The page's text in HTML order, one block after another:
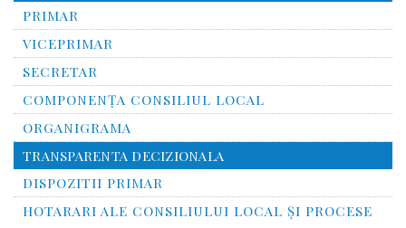
PRIMAR
VICEPRIMAR
SECRETAR
COMPONENȚA CONSILIUL LOCAL
ORGANIGRAMA
TRANSPARENTA DECIZIONALA
DISPOZITII PRIMAR
HOTARARI ALE CONSILIULUI LOCAL ȘI PROCESE